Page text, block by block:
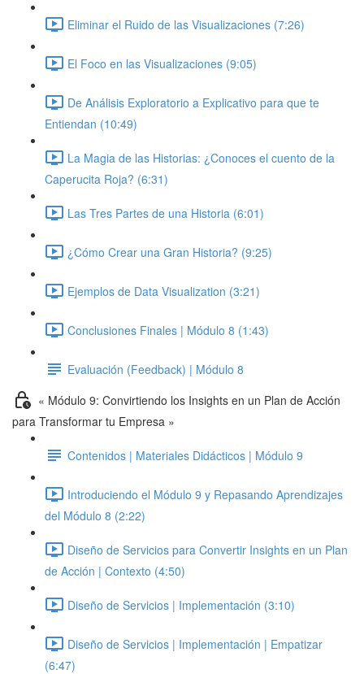
Eliminar el Ruido de las Visualizaciones (7:26)
El Foco en las Visualizaciones (9:05)
De Análisis Exploratorio a Explicativo para que te
Entiendan (10:49)
La Magia de las Historias: ¿Conoces el cuento de la
Caperucita Roja? (6:31)
Las Tres Partes de una Historia (6:01)
¿Cómo Crear una Gran Historia? (9:25)
Ejemplos de Data Visualization (3:21)
Conclusiones Finales | Módulo 8 (1:43)
Evaluación (Feedback) | Módulo 8
« Módulo 9: Convirtiendo los Insights en un Plan de Acción
para Transformar tu Empresa »
Contenidos | Materiales Didácticos | Módulo 9
Introduciendo el Módulo 9 y Repasando Aprendizajes
del Módulo 8 (2:22)
Diseño de Servicios para Convertir Insights en un Plan
de Acción | Contexto (4:50)
Diseño de Servicios | Implementación (3:10)
Diseño de Servicios | Implementación | Empatizar
(6:47)